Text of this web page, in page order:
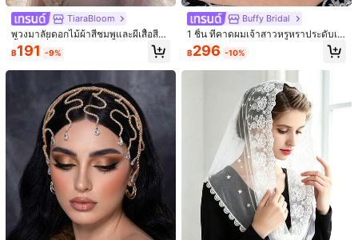
1 ชิ้น ดอกไม้สีขาว & เส้นด้ายเงิน ทำด้ว
TiaraBloom
พวงมาลัยดอกไม้ผ้าสีชมพูและผีเสื้อสี
น้ำเงิน, ที่คาดผมลูกปัดมุก, อุปกรณ์เสริ
มผมเจ้าสาวสไตล์แฟรี่, เหมาะสำหรับง
านแต่งงาน, งานพรอม, การถ่ายภาพ แ
฿191 -9%
Buffy Bridal
1 ชิ้น ที่คาดผมเจ้าสาวหรูหราประดับเพ
ชรสีเขียวพร้อมพู่ อุปกรณ์เสริมผมสำหรั
บผู้หญิง เหมาะสำหรับงานแต่งงานและ
งานปาร์ตี้
฿296 -10%